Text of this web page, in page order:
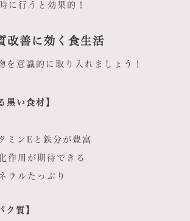
に行うと効果的！
改善に効く食生活
を意識的に取り入れましょう！
黒い食材】
ミンEと鉄分が豊富
作用が期待できる
ラルたっぷり
ク質】